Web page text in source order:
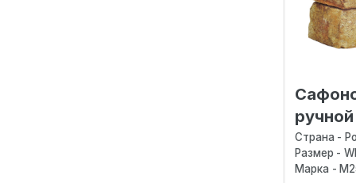
Страна -
Размер -
Марка -